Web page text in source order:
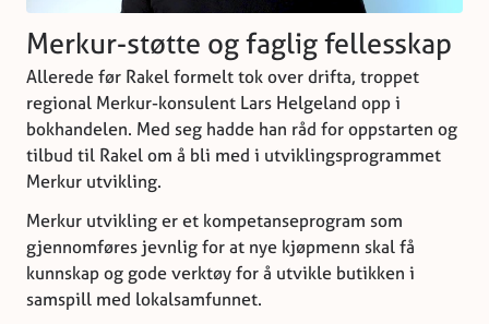
Merkur-støtte og faglig fellesskap
Allerede før Rakel formelt tok over drifta, troppet
regional Merkur-konsulent Lars Helgeland opp i
bokhandelen. Med seg hadde han råd for oppstarten og
tilbud til Rakel om å bli med i utviklingsprogrammet
Merkur utvikling.
Merkur utvikling er et kompetanseprogram som
gjennomføres jevnlig for at nye kjøpmenn skal få
kunnskap og gode verktøy for å utvikle butikken i
samspill med lokalsamfunnet.